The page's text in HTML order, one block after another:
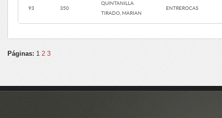
93 350
QUINTANILLA
TIRADO, MARIAN
ENTREROCAS
Páginas: 1 2 3